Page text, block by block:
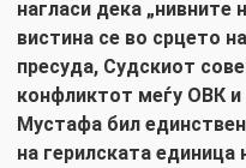
нагласи дека „нивните
вистина се во срцето
пресуда, Судскиот
конфликтот меѓу ОВК и
Мустафа бил
на герилската